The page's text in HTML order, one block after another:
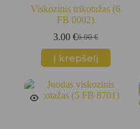
Viskozinis trikotažas (6
FB 0002)
6.00€
Original
price
was:
3.00 €Current
price
is:
Į krepšelį